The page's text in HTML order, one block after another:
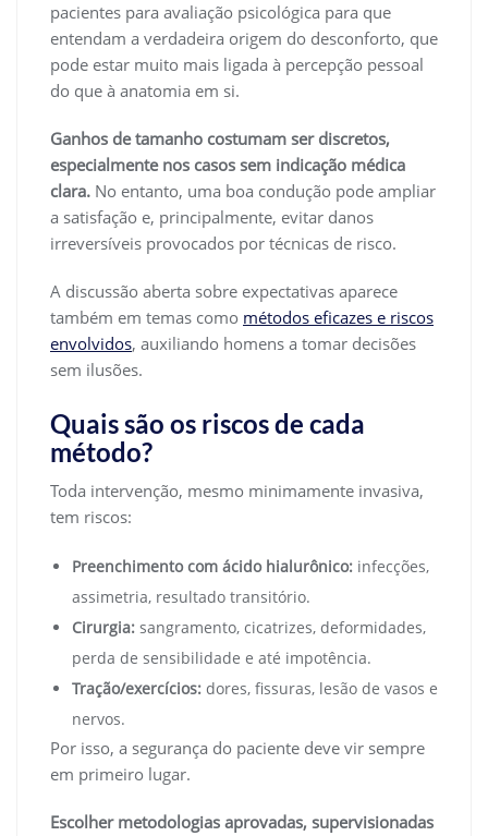
pacientes para avaliação psicológica para que
entendam a verdadeira origem do desconforto, que
pode estar muito mais ligada à percepção pessoal
do que à anatomia em si.
Ganhos de tamanho costumam ser discretos,
especialmente nos casos sem indicação médica
clara. No entanto, uma boa condução pode ampliar
a satisfação e, principalmente, evitar danos
irreversíveis provocados por técnicas de risco.
A discussão aberta sobre expectativas aparece
também em temas como métodos eficazes e riscos
envolvidos, auxiliando homens a tomar decisões
sem ilusões.
Quais são os riscos de cada
método?
Toda intervenção, mesmo minimamente invasiva,
tem riscos:
Preenchimento com ácido hialurônico: infecções,
assimetria, resultado transitório.
Cirurgia: sangramento, cicatrizes, deformidades,
perda de sensibilidade e até impotência.
Tração/exercícios: dores, fissuras, lesão de vasos e
nervos.
Por isso, a segurança do paciente deve vir sempre
em primeiro lugar.
Escolher metodologias aprovadas, supervisionadas